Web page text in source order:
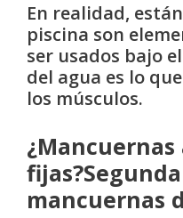
En realidad,
piscina son
ser usados bajo
del agua es lo
los músculos.
mancuernas